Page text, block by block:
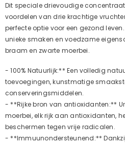
Dit speciale drievoudige
voordelen van drie krachtige
perfecte optie voor een gezond
unieke smaken en voedzame
braam en zwarte moerbei.
- 100% Natuurlijk:** Een volledig
toevoegingen, kunstmatige
conserveringsmiddelen.
- **Rijke bron van antioxidanten:**
moerbei, elk rijk aan antioxidanten,
beschermen tegen vrije radicalen.
- **Immuunondersteunend:**